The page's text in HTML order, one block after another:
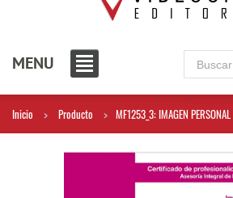
MENU
Inicio Producto MF1253_3: IMAGEN